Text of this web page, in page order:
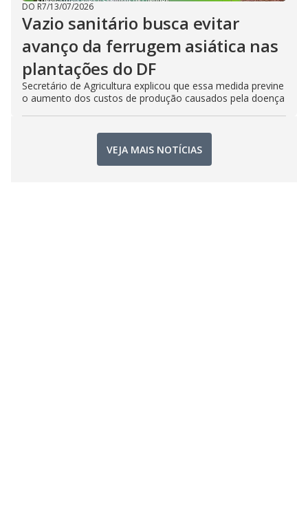
DO R7/13/07/2026
Vazio sanitário busca evitar
avanço da ferrugem asiática nas
plantações do DF
Secretário de Agricultura explicou que essa medida previne
o aumento dos custos de produção causados pela doença
VEJA MAIS NOTÍCIAS